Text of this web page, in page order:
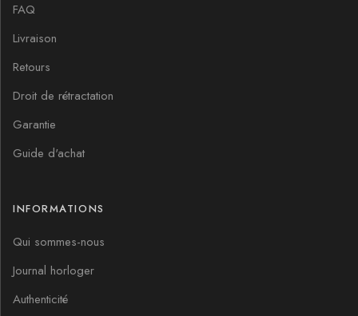
FAQ
Livraison
Retours
Droit de rétractation
Garantie
Guide d'achat
INFORMATIONS
Qui sommes-nous
Journal horloger
Authenticité